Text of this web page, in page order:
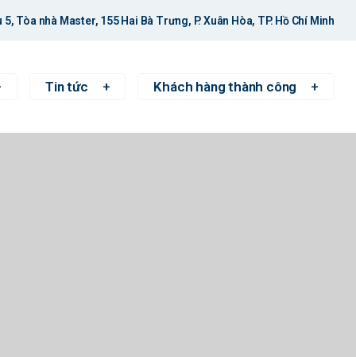
5, Tòa nhà Master, 155 Hai Bà Trưng, P. Xuân Hòa, TP. Hồ Chí Minh
Tin tức Khách hàng thành công